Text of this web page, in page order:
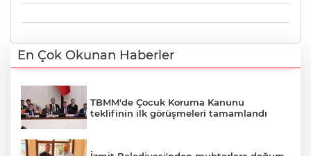
En Çok Okunan Haberler
TBMM'de Çocuk Koruma Kanunu
teklifinin ilk görüşmeleri tamamlandı